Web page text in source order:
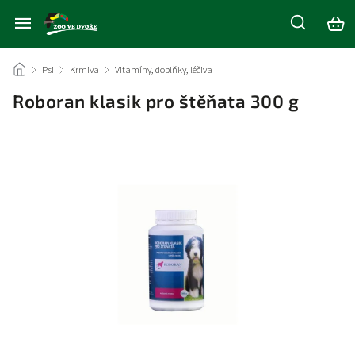
/ Psi / Krmiva / Vitamíny, doplňky, léčiva
Roboran klasik pro štěňata 300 g